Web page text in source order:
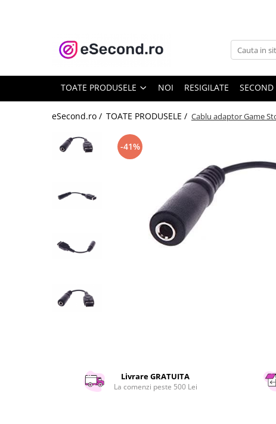
TOATE PRODUSELE
Accesorii Auto
Covorase auto
Electronice Auto
Intretinere & Cosmetica auto
Reparatii si echipamente auto
Accesorii usi
Bucatarie & Servire
TOATE PRODUSELE NOI RESIGILATE SECOND
eSecond.ro / TOATE PRODUSELE / Cablu adaptor Game
-41%
Livrare GRATUITA
La comenzi peste 500 Lei